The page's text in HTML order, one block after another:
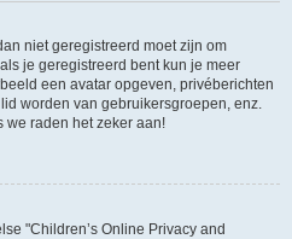
niet geregistreerd moet zijn om
je geregistreerd bent kun je meer
een avatar opgeven, privéberichten
worden van gebruikersgroepen, enz.
we raden het zeker aan!
"Children’s Online Privacy and